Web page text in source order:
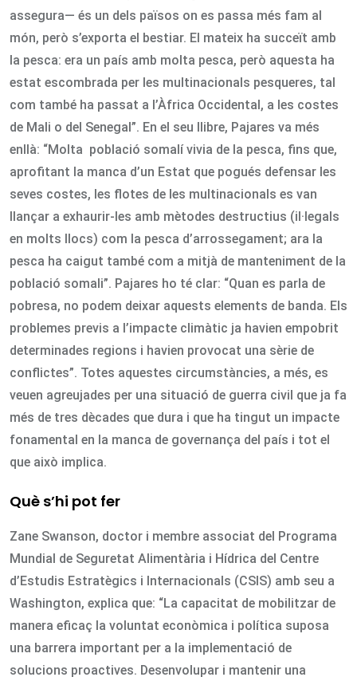
assegura— és un dels països on es passa més fam al
món, però s’exporta el bestiar. El mateix ha succeït amb
la pesca: era un país amb molta pesca, però aquesta ha
estat escombrada per les multinacionals pesqueres, tal
com també ha passat a l’Àfrica Occidental, a les costes
de Mali o del Senegal”. En el seu llibre, Pajares va més
enllà: “Molta població somalí vivia de la pesca, fins que,
aprofitant la manca d’un Estat que pogués defensar les
seves costes, les flotes de les multinacionals es van
llançar a exhaurir-les amb mètodes destructius (il·legals
en molts llocs) com la pesca d’arrossegament; ara la
pesca ha caigut també com a mitjà de manteniment de la
població somali”. Pajares ho té clar: “Quan es parla de
pobresa, no podem deixar aquests elements de banda. Els
problemes previs a l’impacte climàtic ja havien empobrit
determinades regions i havien provocat una sèrie de
conflictes”. Totes aquestes circumstàncies, a més, es
veuen agreujades per una situació de guerra civil que ja fa
més de tres dècades que dura i que ha tingut un impacte
fonamental en la manca de governança del país i tot el
que això implica.
Què s’hi pot fer
Zane Swanson, doctor i membre associat del Programa
Mundial de Seguretat Alimentària i Hídrica del Centre
d’Estudis Estratègics i Internacionals (CSIS) amb seu a
Washington, explica que: “La capacitat de mobilitzar de
manera eficaç la voluntat econòmica i política suposa
una barrera important per a la implementació de
solucions proactives. Desenvolupar i mantenir una